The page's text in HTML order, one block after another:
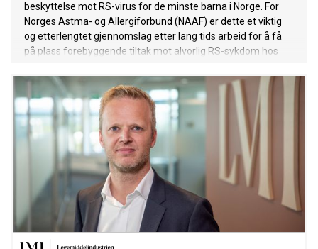
beskyttelse mot RS-virus for de minste barna i Norge. For
Norges Astma- og Allergiforbund (NAAF) er dette et viktig
og etterlengtet gjennomslag etter lang tids arbeid for å få
på plass forebyggende tiltak mot alvorlig RS-sykdom hos